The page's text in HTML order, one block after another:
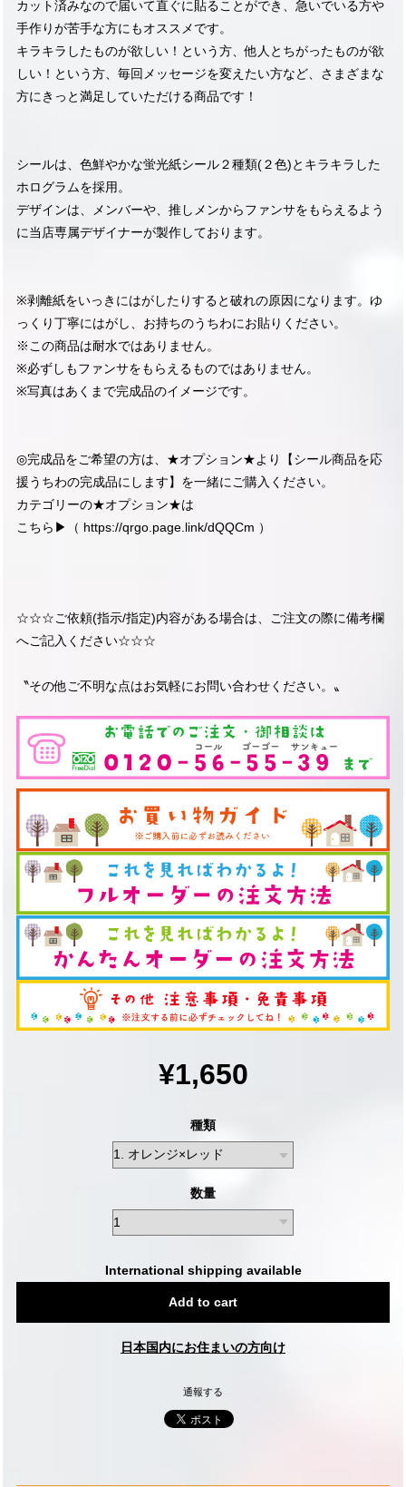
カット済みなので届いて直ぐに貼ることができ、急いでいる方や
手作りが苦手な方にもオススメです。
キラキラしたものが欲しい！という方、他人とちがったものが欲
しい！という方、毎回メッセージを変えたい方など、さまざまな
方にきっと満足していただける商品です！
シールは、色鮮やかな蛍光紙シール２種類(２色)とキラキラした
ホログラムを採用。
デザインは、メンバーや、推しメンからファンサをもらえるよう
に当店専属デザイナーが製作しております。
※剥離紙をいっきにはがしたりすると破れの原因になります。ゆ
っくり丁寧にはがし、お持ちのうちわにお貼りください。
※この商品は耐水ではありません。
※必ずしもファンサをもらえるものではありません。
※写真はあくまで完成品のイメージです。
◎完成品をご希望の方は、★オプション★より【シール商品を応
援うちわの完成品にします】を一緒にご購入ください。
カテゴリーの★オプション★は
こちら▶︎（ https://qrgo.page.link/dQQCm ）
☆☆☆ご依頼(指示/指定)内容がある場合は、ご注文の際に備考欄
へご記入ください☆☆☆
〝その他ご不明な点はお気軽にお問い合わせください。〟
¥1,650
種類
数量
International shipping available
Add to cart
日本国内にお住まいの方向け
通報する